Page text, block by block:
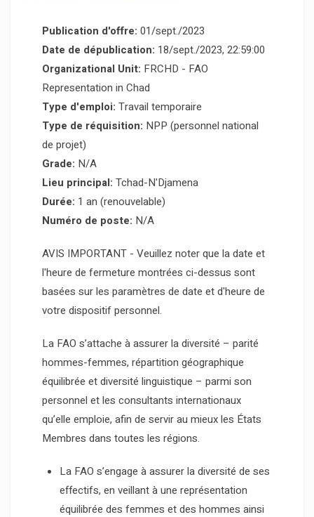
Publication d'offre: 01/sept./2023
Date de dépublication: 18/sept./2023, 22:59:00
Organizational Unit: FRCHD - FAO
Representation in Chad
Type d'emploi: Travail temporaire
Type de réquisition: NPP (personnel national
de projet)
Grade: N/A
Lieu principal: Tchad-N'Djamena
Durée: 1 an (renouvelable)
Numéro de poste: N/A
AVIS IMPORTANT - Veuillez noter que la date et
l'heure de fermeture montrées ci-dessus sont
basées sur les paramètres de date et d'heure de
votre dispositif personnel.
La FAO s’attache à assurer la diversité – parité
hommes-femmes, répartition géographique
équilibrée et diversité linguistique – parmi son
personnel et les consultants internationaux
qu’elle emploie, afin de servir au mieux les États
Membres dans toutes les régions.
La FAO s’engage à assurer la diversité de ses
effectifs, en veillant à une représentation
équilibrée des femmes et des hommes ainsi